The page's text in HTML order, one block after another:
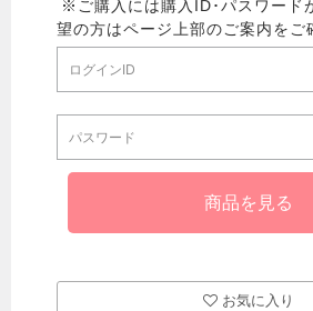
お気に入り